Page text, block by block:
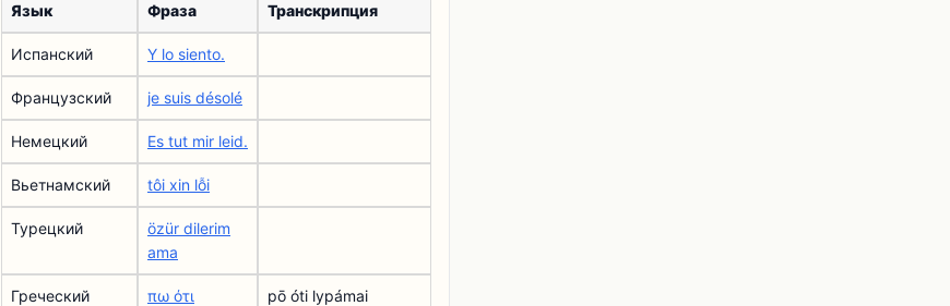
Язык Фраза Транскрипция
Испанский Y lo siento.
Французский je suis désolé
Немецкий Es tut mir leid.
Вьетнамский tôi xin lỗi
Турецкий
özür dilerim
ama
Греческий
πω ότι
pō óti lypámai